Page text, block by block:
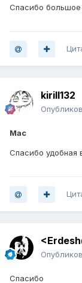
Спасибо большое
kirill132
Mac
Cпасибо удобная
Спасибо